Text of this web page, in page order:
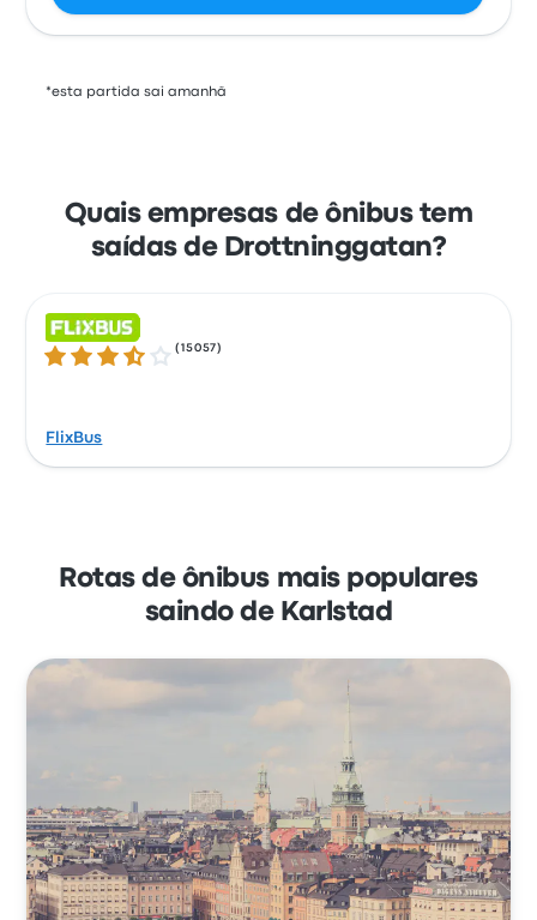
*esta partida sai amanhã
Quais empresas de ônibus tem
saídas de Drottninggatan?
3.5 de 5 estrelas
(15057 )
FlixBus
Rotas de ônibus mais populares
saindo de Karlstad